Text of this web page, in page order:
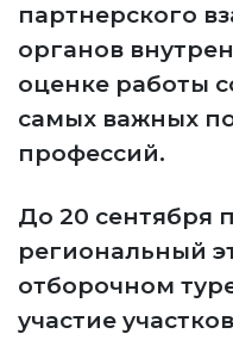
партнерского
органов
оценке работы
самых важных
профессий.
До 20 сентября
региональный
отборочном
участие